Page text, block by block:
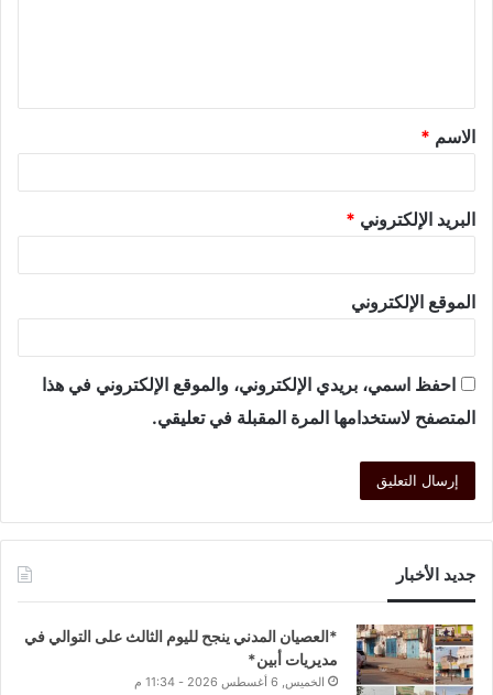
الاسم *
البريد الإلكتروني *
الموقع الإلكتروني
احفظ اسمي، بريدي الإلكتروني، والموقع الإلكتروني في هذا
المتصفح لاستخدامها المرة المقبلة في تعليقي.
جديد الأخبار
*العصيان المدني ينجح لليوم الثالث على التوالي في
مديريات أبين*
الخميس, 6 أغسطس 2026 - 11:34 م